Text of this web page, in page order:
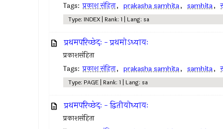
Tags: प्रकाश संहिता, prakasha samhita, samhita,
Type: INDEX | Rank: 1 | Lang: sa
प्रथमपरिच्छेदः - प्रथमोऽध्यायः
प्रकाशसंहिता
Tags: प्रकाश संहिता, prakasha samhita, samhita,
Type: PAGE | Rank: 1 | Lang: sa
प्रथमपरिच्छेदः - द्वितीयोध्यायः
प्रकाशसंहिता